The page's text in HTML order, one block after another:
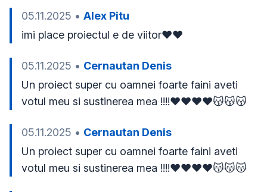
05.11.2025 • Alex Pitu
imi place proiectul e de viitor❤️❤️
05.11.2025 • Cernautan Denis
Un proiect super cu oamnei foarte faini aveti
votul meu si sustinerea mea !!!!❤️❤️❤️❤️😽😽😽
05.11.2025 • Cernautan Denis
Un proiect super cu oamnei foarte faini aveti
votul meu si sustinerea mea !!!!❤️❤️❤️❤️😽😽😽